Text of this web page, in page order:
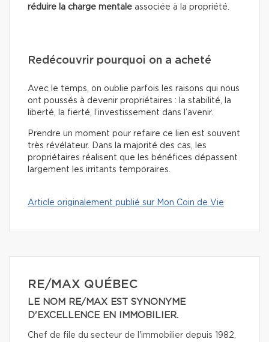
réduire la charge mentale associée à la propriété.
Redécouvrir pourquoi on a acheté
Avec le temps, on oublie parfois les raisons qui nous
ont poussés à devenir propriétaires : la stabilité, la
liberté, la fierté, l’investissement dans l’avenir.
Prendre un moment pour refaire ce lien est souvent
très révélateur. Dans la majorité des cas, les
propriétaires réalisent que les bénéfices dépassent
largement les irritants temporaires.
Article originalement publié sur Mon Coin de Vie
RE/MAX QUÉBEC
LE NOM RE/MAX EST SYNONYME
D'EXCELLENCE EN IMMOBILIER.
Chef de file du secteur de l'immobilier depuis 1982,